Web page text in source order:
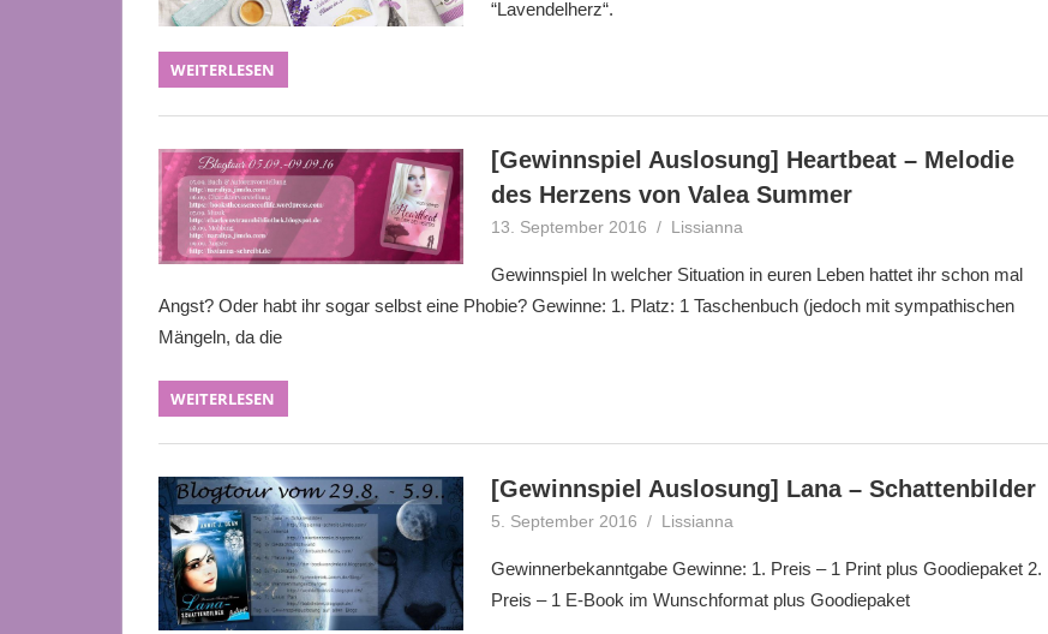
“Lavendelherz“.
WEITERLESEN
[Gewinnspiel Auslosung] Heartbeat – Melodie
des Herzens von Valea Summer
13. September 2016 Lissianna
Gewinnspiel In welcher Situation in euren Leben hattet ihr schon mal
Angst? Oder habt ihr sogar selbst eine Phobie? Gewinne: 1. Platz: 1 Taschenbuch (jedoch mit sympathischen
Mängeln, da die
WEITERLESEN
[Gewinnspiel Auslosung] Lana – Schattenbilder
5. September 2016 Lissianna
Gewinnerbekanntgabe Gewinne: 1. Preis – 1 Print plus Goodiepaket 2.
Preis – 1 E-Book im Wunschformat plus Goodiepaket